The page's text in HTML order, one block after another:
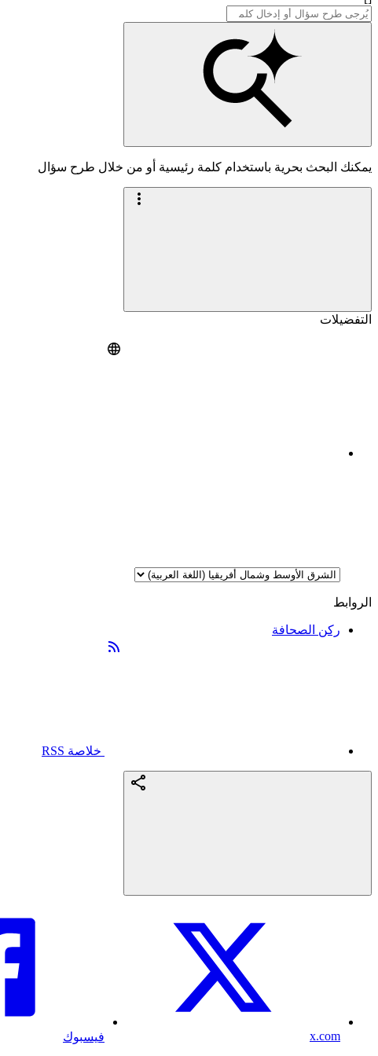
يمكنك البحث بحرية باستخدام كلمة رئيسية أو من خلال طرح سؤال
التفضيلات
الروابط
ركن الصحافة
خلاصة RSS
x.com فيسبوك